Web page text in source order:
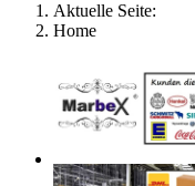
Aktuelle Seite:
Home